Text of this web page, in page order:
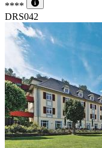
****
DRS042